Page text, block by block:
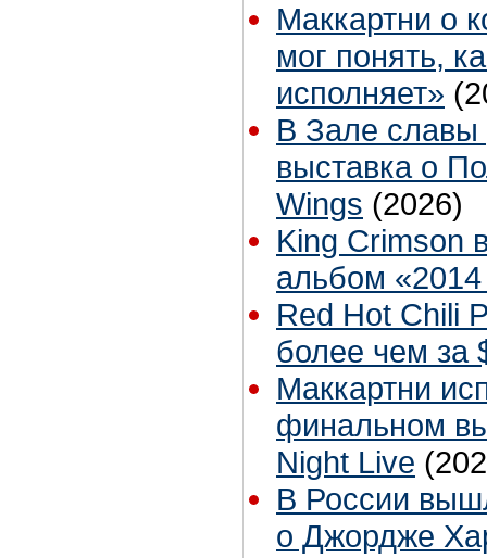
Маккартни о
мог понять,
исполняет»
В Зале славы
выставка о
Wings (2026)
King Crimson
альбом
Red Hot Chili
более чем за
Маккартни
финальном
Night Live
В России
о Джордже